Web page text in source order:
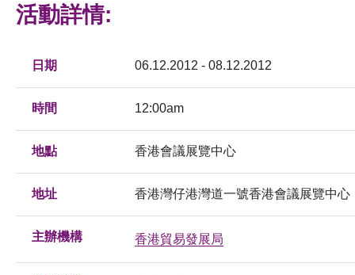
科技分享
活動詳情:
日期 06.12.2012 - 08.12.2012
時間 12:00am
地點 香港會議展覽中心
地址 香港灣仔港灣道一號香港會議展覽中心
主辦機構 香港貿易發展局